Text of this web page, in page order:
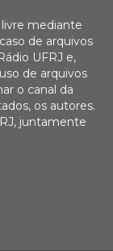
mediante
de arquivos
UFRJ e,
de arquivos
o canal da
os autores.
juntamente